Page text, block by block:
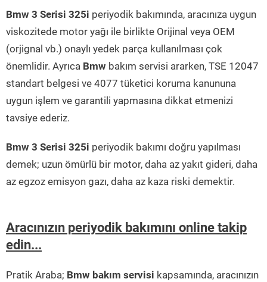
Bmw 3 Serisi 325i periyodik bakımında, aracınıza uygun
viskozitede motor yağı ile birlikte Orijinal veya OEM
(orjignal vb.) onaylı yedek parça kullanılması çok
önemlidir. Ayrıca Bmw bakım servisi ararken, TSE 12047
standart belgesi ve 4077 tüketici koruma kanununa
uygun işlem ve garantili yapmasına dikkat etmenizi
tavsiye ederiz.
Bmw 3 Serisi 325i periyodik bakımı doğru yapılması
demek; uzun ömürlü bir motor, daha az yakıt gideri, daha
az egzoz emisyon gazı, daha az kaza riski demektir.
Aracınızın periyodik bakımını online takip
edin...
Pratik Araba; Bmw bakım servisi kapsamında, aracınızın